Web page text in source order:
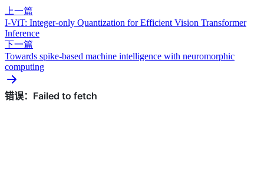
上一篇
I-ViT: Integer-only Quantization for Efficient Vision Transformer
Inference
下一篇
Towards spike-based machine intelligence with neuromorphic
computing